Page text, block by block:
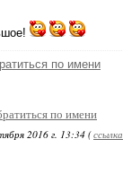
по имени
по имени
2016 г. 13:34 (ссылка